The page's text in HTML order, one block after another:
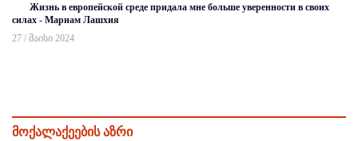
Жизнь в европейской среде придала мне больше уверенности в своих
силах - Мариам Лашхия
27 / მაისი 2024
მოქალაქეების აზრი